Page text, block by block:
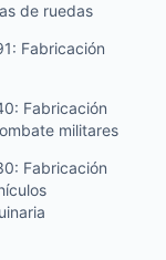
de ruedas
Fabricación
Fabricación
militares
Fabricación